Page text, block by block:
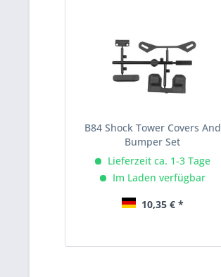
B84 Shock Tower Covers And
Bumper Set
Lieferzeit ca. 1-3 Tage
Im Laden verfügbar
10,35 € *